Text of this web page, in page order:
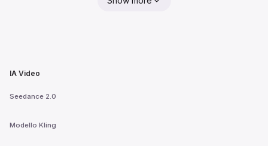
IA Video
Seedance 2.0
Modello Kling